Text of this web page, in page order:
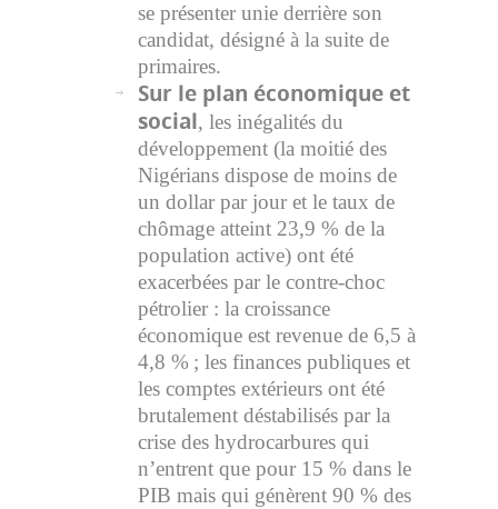
se présenter unie derrière son
candidat, désigné à la suite de
primaires.
Sur le plan économique et
social, les inégalités du
développement (la moitié des
Nigérians dispose de moins de
un dollar par jour et le taux de
chômage atteint 23,9 % de la
population active) ont été
exacerbées par le contre-choc
pétrolier : la croissance
économique est revenue de 6,5 à
4,8 % ; les finances publiques et
les comptes extérieurs ont été
brutalement déstabilisés par la
crise des hydrocarbures qui
n’entrent que pour 15 % dans le
PIB mais qui génèrent 90 % des